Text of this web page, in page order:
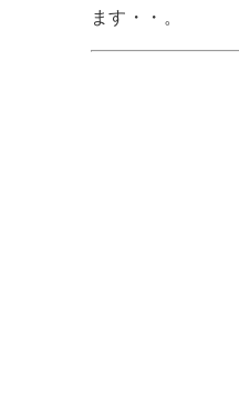
ます・・。